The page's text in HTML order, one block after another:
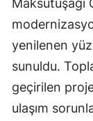
Maksutuşağı
yenilenen
sunuldu.
geçirilen
ulaşım